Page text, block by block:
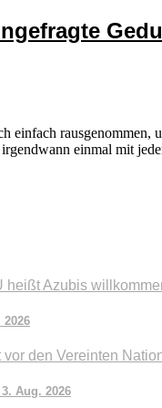
rausgenommen,
einmal mit
heißt Azubis
den Vereinten
Aug. 2026